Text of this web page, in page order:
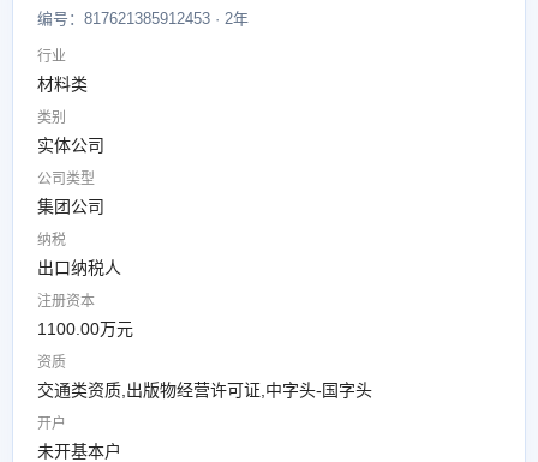
编号：817621385912453 · 2年
行业
材料类
类别
实体公司
公司类型
集团公司
纳税
出口纳税人
注册资本
1100.00万元
资质
交通类资质,出版物经营许可证,中字头-国字头
开户
未开基本户